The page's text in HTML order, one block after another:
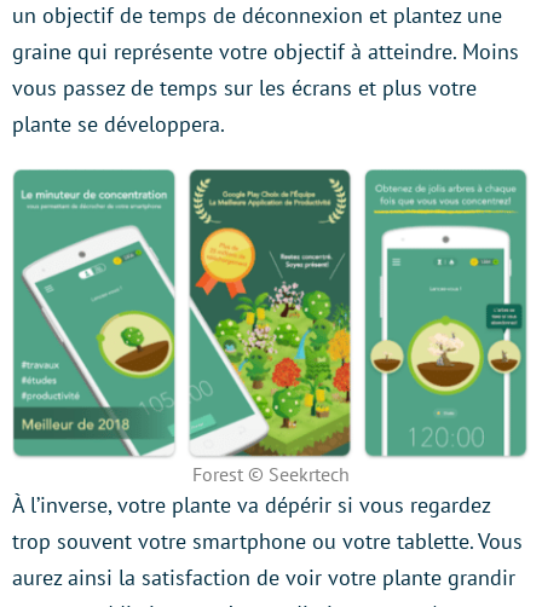
un objectif de temps de déconnexion et plantez une
graine qui représente votre objectif à atteindre. Moins
vous passez de temps sur les écrans et plus votre
plante se développera.
Forest © Seekrtech
À l’inverse, votre plante va dépérir si vous regardez
trop souvent votre smartphone ou votre tablette. Vous
aurez ainsi la satisfaction de voir votre plante grandir